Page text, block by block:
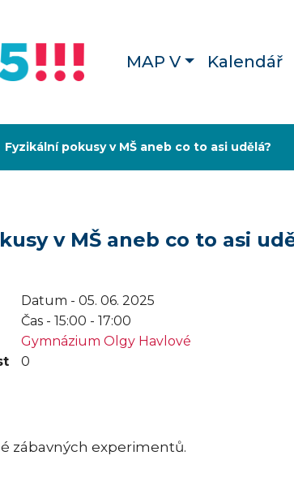
MAP V Kalendář
Fyzikální pokusy v MŠ aneb co to asi udělá?
v MŠ aneb co to asi
Datum - 05. 06. 2025
Čas - 15:00 - 17:00
Gymnázium Olgy Havlové
0
zábavných experimentů.